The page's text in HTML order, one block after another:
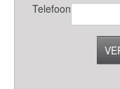
Telefoon